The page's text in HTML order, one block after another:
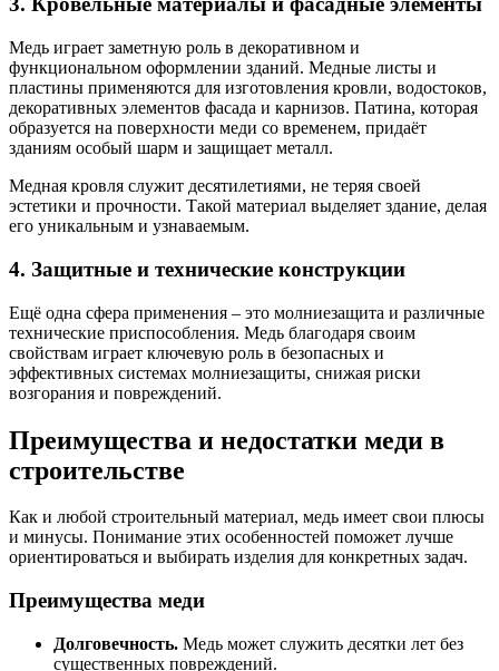
Медь играет заметную роль в декоративном и
функциональном оформлении зданий. Медные листы и
пластины применяются для изготовления кровли, водостоков,
декоративных элементов фасада и карнизов. Патина, которая
образуется на поверхности меди со временем, придаёт
зданиям особый шарм и защищает металл.
Медная кровля служит десятилетиями, не теряя своей
эстетики и прочности. Такой материал выделяет здание, делая
его уникальным и узнаваемым.
4. Защитные и технические конструкции
Ещё одна сфера применения – это молниезащита и различные
технические приспособления. Медь благодаря своим
свойствам играет ключевую роль в безопасных и
эффективных системах молниезащиты, снижая риски
возгорания и повреждений.
Преимущества и недостатки меди в
строительстве
Как и любой строительный материал, медь имеет свои плюсы
и минусы. Понимание этих особенностей поможет лучше
ориентироваться и выбирать изделия для конкретных задач.
Преимущества меди
Долговечность. Медь может служить десятки лет без
существенных повреждений.